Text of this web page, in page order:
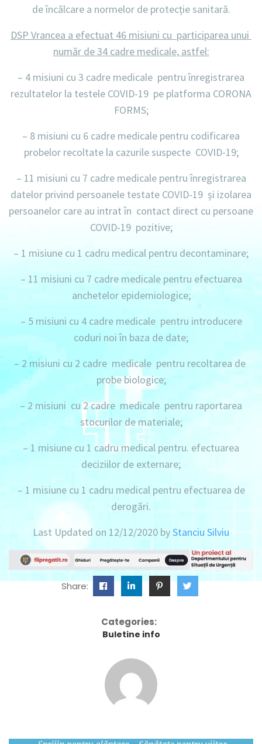
de încălcare a normelor de protecție sanitară.
DSP Vrancea a efectuat 46 misiuni cu participarea unui
număr de 34 cadre medicale, astfel:
– 4 misiuni cu 3 cadre medicale pentru înregistrarea
rezultatelor la testele COVID-19 pe platforma CORONA
FORMS;
– 8 misiuni cu 6 cadre medicale pentru codificarea
probelor recoltate la cazurile suspecte COVID-19;
– 11 misiuni cu 7 cadre medicalepentru înregistrarea
datelor privind persoanele testate COVID-19 și izolarea
persoanelor care au intrat în contact direct cu persoane
COVID-19pozitive;
– 1 misiune cu 1 cadru medical pentru decontaminare;
– 11 misiuni cu 7 cadre medicale pentru efectuarea
anchetelor epidemiologice;
– 5 misiuni cu 4 cadre medicalepentru introducere
coduri noi în baza de date;
– 2 misiuni cu 2 cadre medicale pentru recoltarea de
probe biologice;
– 2 misiuni cu2 cadre medicale pentru raportarea
stocurilor de materiale;
– 1 misiune cu 1 cadru medical pentru. efectuarea
deciziilor de externare;
– 1 misiunecu 1 cadru medicalpentru efectuarea de
derogări.
Last Updated on 12/12/2020 byStanciu Silviu
Share:
Categories:
Buletine info